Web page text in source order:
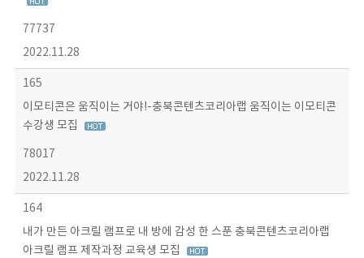
77737
2022.11.28
165
이모티콘은 움직이는 거야!-충북콘텐츠코리아랩 움직이는 이모티콘
수강생 모집
78017
2022.11.28
164
내가 만든 아크릴 램프로 내 방에 감성 한 스푼 충북콘텐츠코리아랩
아크릴 램프 제작과정 교육생 모집